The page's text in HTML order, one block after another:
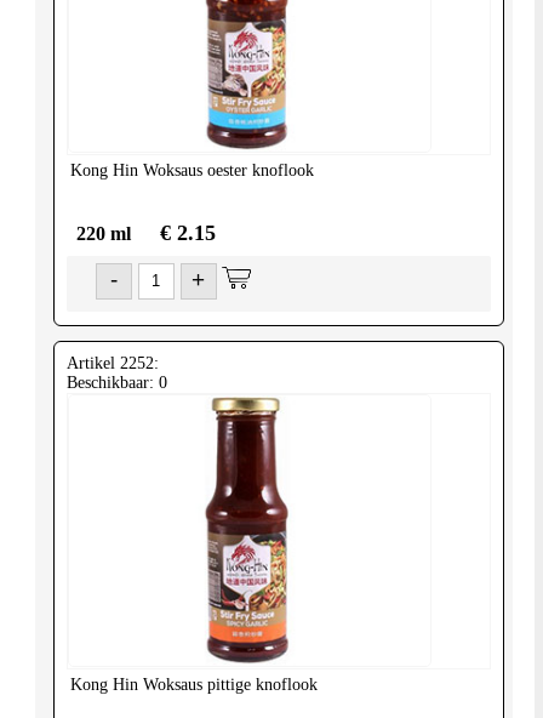
Kong Hin Woksaus oester knoflook
220 ml € 2.15
- +
Artikel 2252:
Beschikbaar: 0
Kong Hin Woksaus pittige knoflook